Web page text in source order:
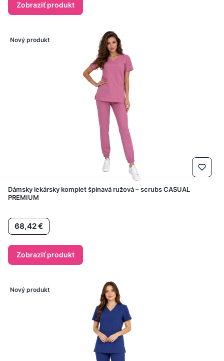
Zobraziť produkt
Nový produkt
Dámsky lekársky komplet špinavá ružová – scrubs CASUAL
PREMIUM
Cena
68,42 €
Zobraziť produkt
Nový produkt